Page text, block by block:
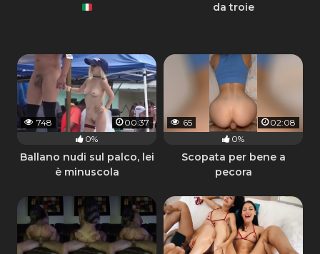
da troie
748
00:37
0%
Ballano nudi sul palco, lei
è minuscola
65
02:08
0%
Scopata per bene a
pecora